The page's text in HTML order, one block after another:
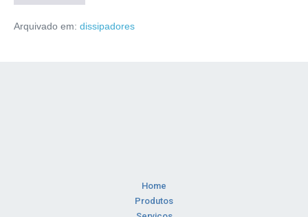
Arquivado em: dissipadores
Home
Produtos